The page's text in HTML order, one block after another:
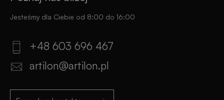
Jesteśmy dla Ciebie od 8:00 do 16:00
+48 603 696 467
artilon@artilon.pl